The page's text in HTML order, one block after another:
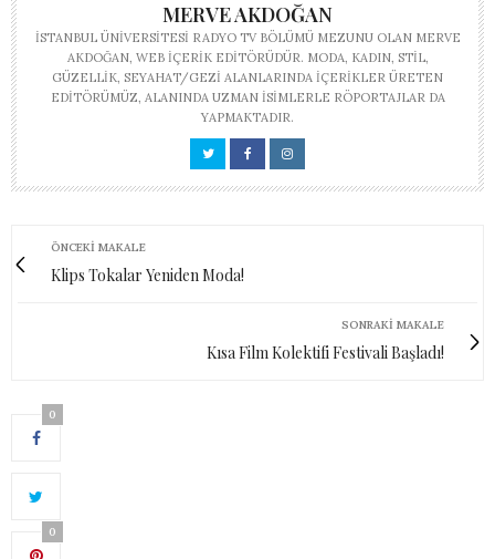
MERVE AKDOĞAN
İSTANBUL ÜNIVERSITESI RADYO TV BÖLÜMÜ MEZUNU OLAN MERVE
AKDOĞAN, WEB IÇERIK EDITÖRÜDÜR. MODA, KADIN, STIL,
GÜZELLIK, SEYAHAT/GEZI ALANLARINDA IÇERIKLER ÜRETEN
EDITÖRÜMÜZ, ALANINDA UZMAN ISIMLERLE RÖPORTAJLAR DA
YAPMAKTADIR.
ÖNCEKI MAKALE
Klips Tokalar Yeniden Moda!
SONRAKI MAKALE
Kısa Film Kolektifi Festivali Başladı!
0
0